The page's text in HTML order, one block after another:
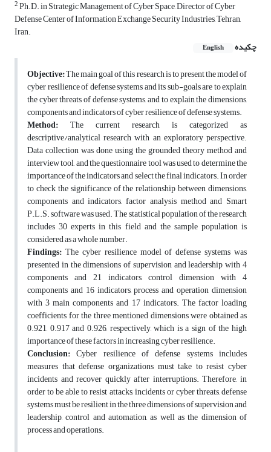
2Ph.D. in Strategic Management of Cyber ​​Space, Director of Cyber ​​
Defense Center of Information Exchange Security Industries, Tehran,
Iran.
چکیده
English
Objective:The main goal of this research is to present the model of
cyber resilience of defense systems and its sub-goals are to explain
the cyber threats of defense systems, and to explain the dimensions,
components and indicators of cyber resilience of defense systems.
Method: The current research is categorized as
descriptive/analytical research with an exploratory perspective.
Data collection was done using the grounded theory method and
interview tool, and the questionnaire tool was used to determine the
importance of the indicators and select the final indicators. In order
to check the significance of the relationship between dimensions,
components and indicators, factor analysis method and Smart
P.L.S. software was used. The statistical population of the research
includes 30 experts in this field and the sample population is
considered as a whole number.
Findings: The cyber resilience model of defense systems was
presented in the dimensions of supervision and leadership with 4
components and 21 indicators, control dimension with 4
components and 16 indicators, process and operation dimension
with 3 main components and 17 indicators. The factor loading
coefficients for the three mentioned dimensions were obtained as
0.921, 0.917 and 0.926, respectively, which is a sign of the high
importance of these factors in increasing cyber resilience.
Conclusion: Cyber resilience of defense systems includes
measures that defense organizations must take to resist cyber
incidents and recover quickly after interruptions. Therefore, in
order to be able to resist attacks, incidents or cyber threats, defense
systems must be resilient in the three dimensions of supervision and
leadership, control and automation, as well as the dimension of
process and operations.